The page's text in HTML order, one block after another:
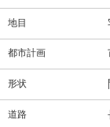
地目
都市計画
形状
道路